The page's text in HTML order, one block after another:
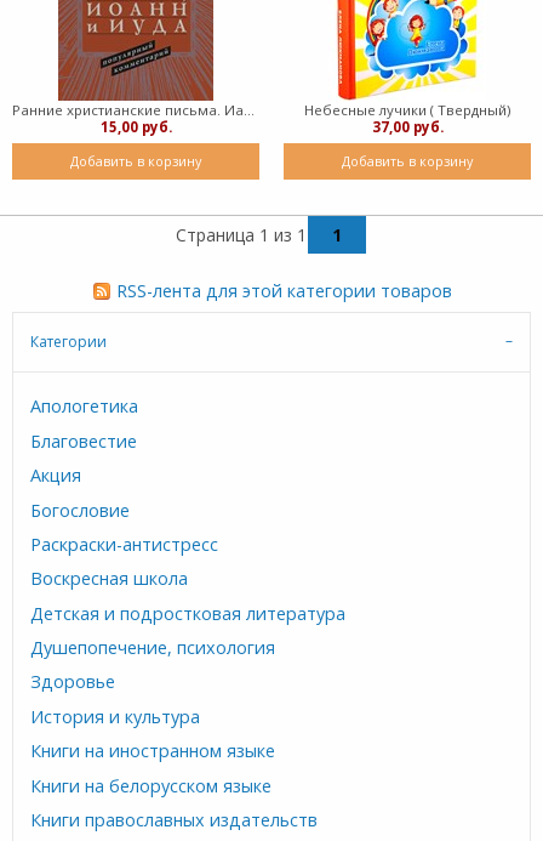
15,00 руб.
Добавить в корзину
Небесные лучики ( Твердный)
37,00 руб.
Добавить в корзину
Страница 1 из 1 1
RSS-лента для этой категории товаров
Категории
Апологетика
Благовестие
Акция
Богословие
Раскраски-антистресс
Воскресная школа
Детская и подростковая литература
Душепопечение, психология
Здоровье
История и культура
Книги на иностранном языке
Книги на белорусском языке
Книги православных издательств